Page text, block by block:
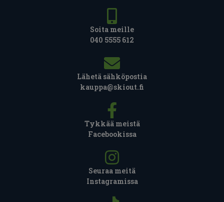
Soita meille
040 5555 612
Lähetä sähköpostia
kauppa@skiout.fi
Tykkää meistä
Facebookissa
Seuraa meitä
Instagramissa